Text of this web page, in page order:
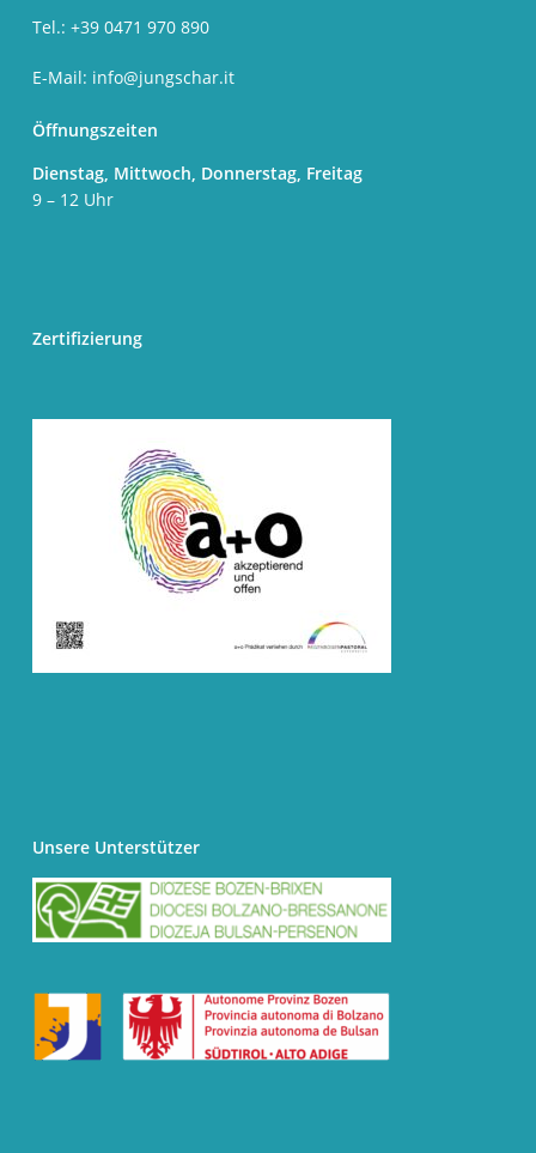
Tel.: +39 0471 970 890
E-Mail: info@jungschar.it
Öffnungszeiten
Dienstag, Mittwoch, Donnerstag, Freitag
9 – 12 Uhr
Zertifizierung
Unsere Unterstützer